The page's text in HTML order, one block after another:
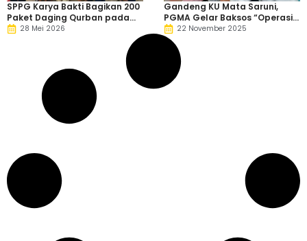
SPPG Karya Bakti Bagikan 200
Paket Daging Qurban pada
Warga Sekitar
28 Mei 2026
Gandeng KU Mata Saruni,
PGMA Gelar Baksos “Operasi
Katarak Gratis”
22 November 2025